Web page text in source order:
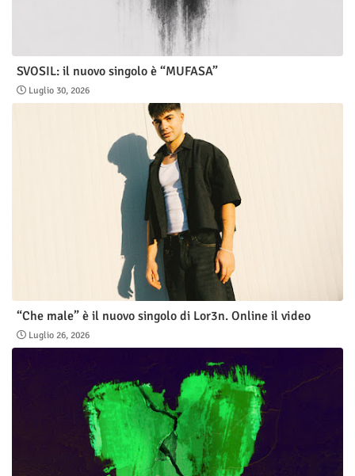
SVOSIL: il nuovo singolo è “MUFASA”
Luglio 30, 2026
“Che male” è il nuovo singolo di Lor3n. Online il video
Luglio 26, 2026